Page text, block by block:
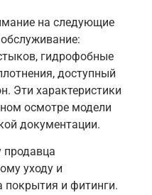
на следующие
гидрофобные
доступный
Эти характеристики
осмотре модели
документации.
продавца
уходу и
и фитинги.